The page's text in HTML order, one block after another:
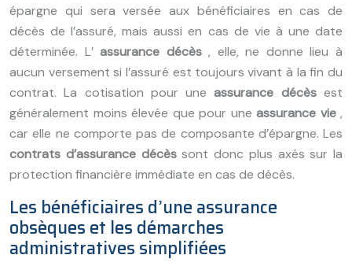
épargne qui sera versée aux bénéficiaires en cas de
décès de l’assuré, mais aussi en cas de vie à une date
déterminée. L’assurance décès, elle, ne donne lieu à
aucun versement si l’assuré est toujours vivant à la fin du
contrat. La cotisation pour uneassurance décèsest
généralement moins élevée que pour une assurance vie ,
car elle ne comporte pas de composante d’épargne. Les
contrats d’assurance décèssont donc plus axés sur la
protection financière immédiate en cas de décès.
Les bénéficiaires d’une assurance
obsèques et les démarches
administratives simplifiées